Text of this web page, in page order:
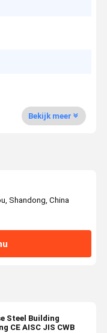
Bekijk meer
Shandong, China
Steel Building
CE AISC JIS CWB